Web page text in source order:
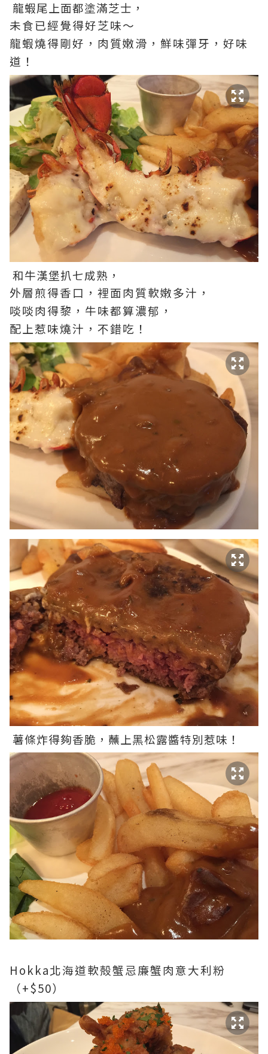
龍蝦尾上面都塗滿芝士，
未食已經覺得好芝味～
龍蝦燒得剛好，肉質嫩滑，鮮味彈牙，好味
道！
和牛漢堡扒七成熟，
外層煎得香口，裡面肉質軟嫩多汁，
啖啖肉得黎，牛味都算濃郁，
配上惹味燒汁，不錯吃！
薯條炸得夠香脆，蘸上黑松露醬特別惹味！
Hokka北海道軟殻蟹忌廉蟹肉意大利粉
（+$50）